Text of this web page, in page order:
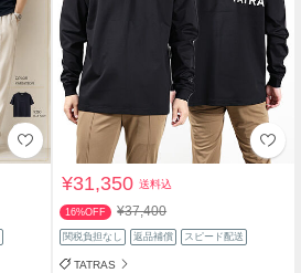
¥31,350送料込
16%OFF ¥37,400
関税負担なし 返品補償 スピード配送
TATRAS